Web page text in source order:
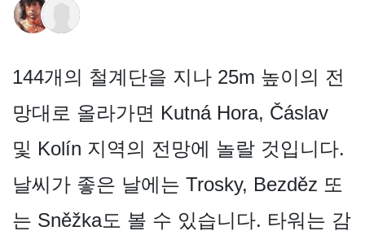
144개의 철계단을 지나 25m 높이의 전
망대로 올라가면 Kutná Hora, Čáslav
및 Kolín 지역의 전망에 놀랄 것입니다.
날씨가 좋은 날에는 Trosky, Bezděz 또
는 Sněžka도 볼 수 있습니다. 타워는 감